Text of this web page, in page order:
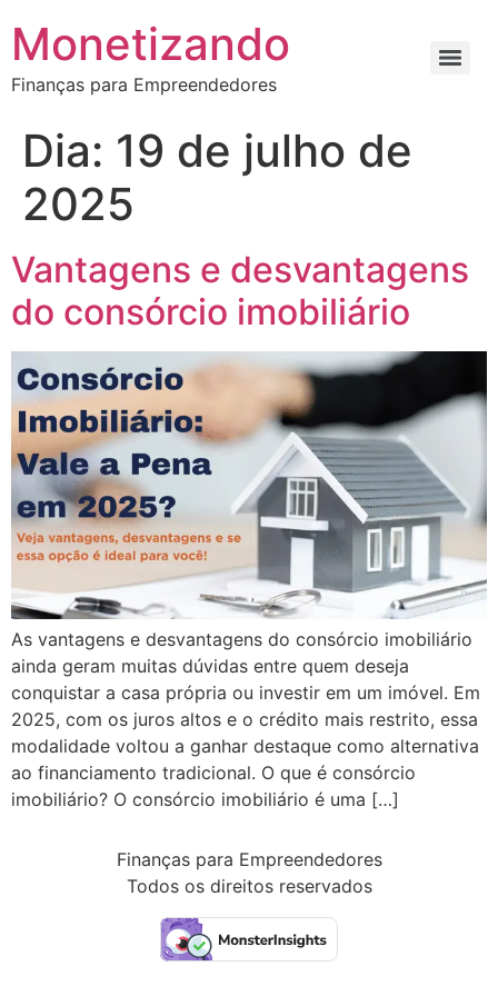
Monetizando
Finanças para Empreendedores
Dia: 19 de julho de
2025
Vantagens e desvantagens
do consórcio imobiliário
As vantagens e desvantagens do consórcio imobiliário
ainda geram muitas dúvidas entre quem deseja
conquistar a casa própria ou investir em um imóvel. Em
2025, com os juros altos e o crédito mais restrito, essa
modalidade voltou a ganhar destaque como alternativa
ao financiamento tradicional. O que é consórcio
imobiliário? O consórcio imobiliário é uma […]
Finanças para Empreendedores
Todos os direitos reservados